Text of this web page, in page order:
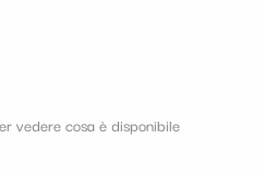
vedere cosa è disponibile